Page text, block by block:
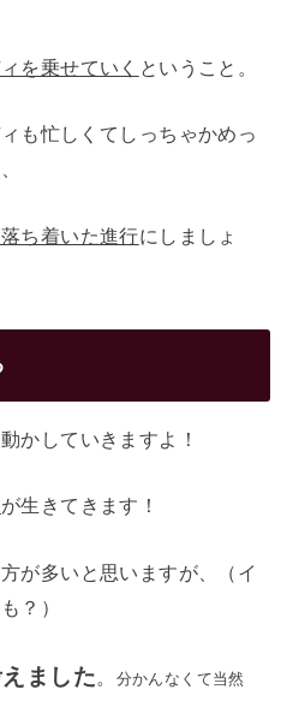
を乗せていく ということ。
も忙しくてしっちゃかめっ
ち着いた進行にしましょ
かしていきますよ！
が生きてきます！
が多いと思いますが、（イ
？）
ました。
分かんなくて当然